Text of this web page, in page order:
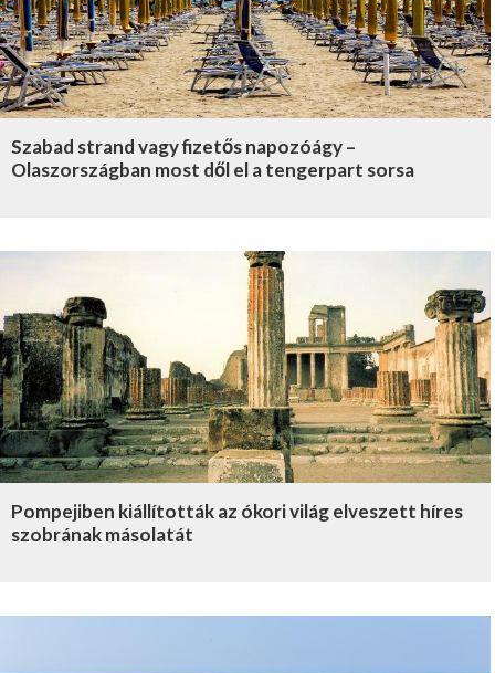
Szabad strand vagy fizetős napozóágy –
Olaszországban most dől el a tengerpart sorsa
Pompejiben kiállították az ókori világ elveszett híres
szobrának másolatát